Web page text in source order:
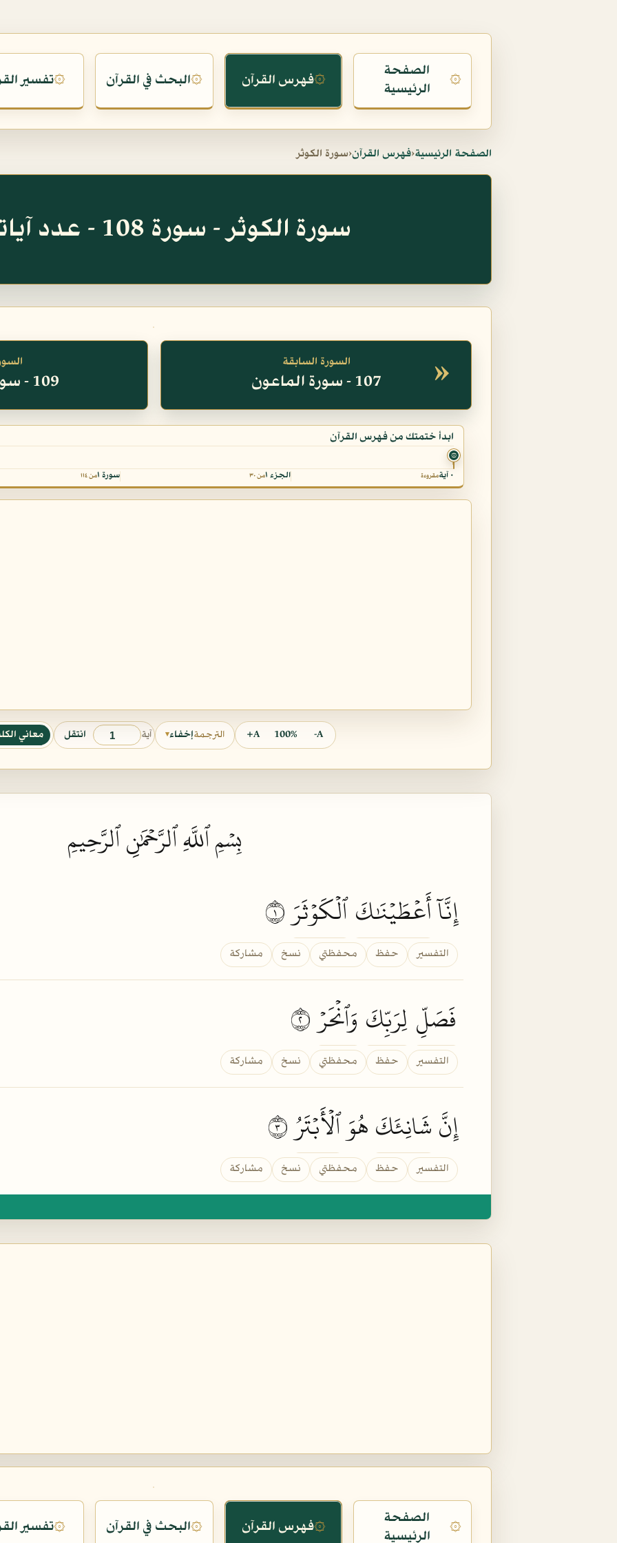
۞
الصفحة
الرئيسية
۞فهرس القرآن ۞البحث في القرآن ۞تفسير
الصفحة الرئيسية‹فهرس القرآن‹سورة الكوثر
سورة الكوثر - سورة 108 - عدد آياتها 3
» السورة السابقة
107 - سورة الماعون 109 - سورة الكافرون
ابدأ ختمتك من فهرس القرآن
۞
٠ آية مقروءة الجزء ١ من ٣٠ سورة ١ من ١١٤
A-
100%
A+ الترجمةإخفاء▾ آية انتقل معاني
بِسۡمِ ٱللَّهِ ٱلرَّحۡمَٰنِ ٱلرَّحِيمِ
إِنَّآأَعۡطَيۡنَٰكَٱلۡكَوۡثَرَ
التفسير حفظ محفظتي نسخ مشاركة
فَصَلِّلِرَبِّكَ وَٱنۡحَرۡ
التفسير حفظ محفظتي نسخ مشاركة
إِنَّشَانِئَكَهُوَٱلۡأَبۡتَرُ
التفسير حفظ محفظتي نسخ مشاركة
۞
الصفحة
الرئيسية
۞فهرس القرآن ۞البحث في القرآن ۞تفسير